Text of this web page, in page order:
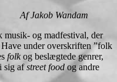
Af Jakob Wandam
musik- og madfestival, der
under overskriften ”folk
folkog beslægtede genrer,
sig afstreet foodog andre